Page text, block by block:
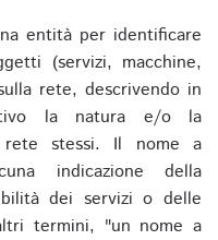
entità per identificare
(servizi, macchine,
rete, descrivendo in
la natura e/o la
stessi. Il nome a
indicazione della
dei servizi o delle
termini, "un nome a